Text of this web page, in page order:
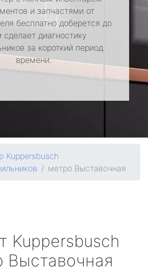
и запчастями от
бесплатно доберется до
сделает диагностику
за короткий период
времени.
Kuppersbusch
метро Выставочная
Kuppersbusch
Выставочная